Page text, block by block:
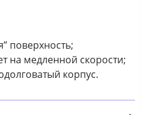
поверхность;
на медленной скорости;
корпус.